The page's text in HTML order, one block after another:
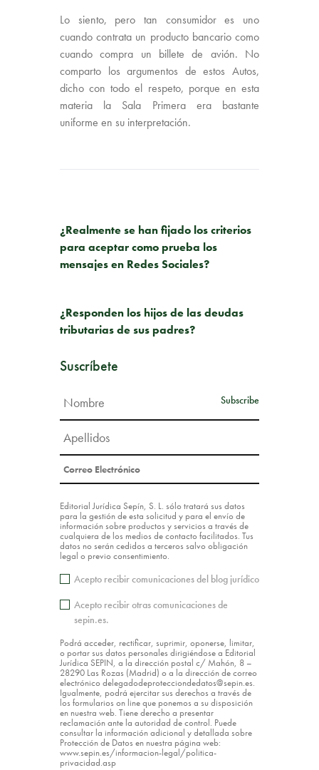
Lo siento, pero tan consumidor es uno
cuando contrata un producto bancario como
cuando compra un billete de avión. No
comparto los argumentos de estos Autos,
dicho con todo el respeto, porque en esta
materia la Sala Primera era bastante
uniforme en su interpretación.
¿Realmente se han fijado los criterios
para aceptar como prueba los
mensajes en Redes Sociales?
¿Responden los hijos de las deudas
tributarias de sus padres?
Suscríbete
Editorial Jurídica Sepín, S. L. sólo tratará sus datos
para la gestión de esta solicitud y para el envío de
información sobre productos y servicios a través de
cualquiera de los medios de contacto facilitados. Tus
datos no serán cedidos a terceros salvo obligación
legal o previo consentimiento.
Acepto recibir comunicaciones del blog jurídico
Acepto recibir otras comunicaciones de
sepin.es.
Podrá acceder, rectificar, suprimir, oponerse, limitar,
o portar sus datos personales dirigiéndose a Editorial
Jurídica SEPIN, a la dirección postal c/ Mahón, 8 –
28290 Las Rozas (Madrid) o a la dirección de correo
electrónico delegadodeprotecciondedatos@sepin.es.
Igualmente, podrá ejercitar sus derechos a través de
los formularios on line que ponemos a su disposición
en nuestra web. Tiene derecho a presentar
reclamación ante la autoridad de control. Puede
consultar la información adicional y detallada sobre
Protección de Datos en nuestra página web:
www.sepin.es/informacion-legal/politica-
privacidad.asp